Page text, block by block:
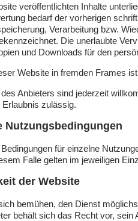
veröffentlichten Inhalte
bedarf der vorherigen
Verarbeitung bzw.
Die unerlaubte
und Downloads für den
Website in fremden Frames
Anbieters sind jederzeit
zulässig.
Nutzungsbedingungen
für einzelne
Falle gelten im jeweiligen
der Website
bemühen, den Dienst
behält sich das Recht vor,